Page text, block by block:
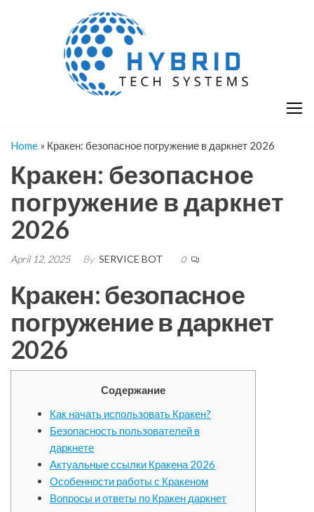
Home » Кракен: безопасное погружение в даркнет 2026
Кракен: безопасное
погружение в даркнет
2026
April 12, 2025 By SERVICE BOT 0
Кракен: безопасное
погружение в даркнет
2026
Содержание
Как начать использовать Кракен?
Безопасность пользователей в
даркнете
Актуальные ссылки Кракена 2026
Особенности работы с Кракеном
Вопросы и ответы по Кракен даркнет